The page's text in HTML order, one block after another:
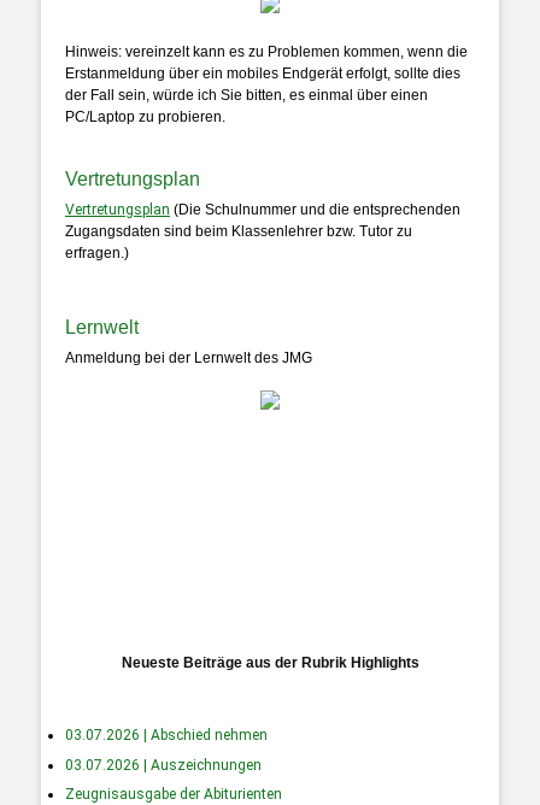
Hinweis: vereinzelt kann es zu Problemen kommen, wenn die
Erstanmeldung über ein mobiles Endgerät erfolgt, sollte dies
der Fall sein, würde ich Sie bitten, es einmal über einen
PC/Laptop zu probieren.
Vertretungsplan
Vertretungsplan (Die Schulnummer und die entsprechenden
Zugangsdaten sind beim Klassenlehrer bzw. Tutor zu
erfragen.)
Lernwelt
Anmeldung bei der Lernwelt des JMG
Neueste Beiträge aus der Rubrik Highlights
03.07.2026 | Abschied nehmen
03.07.2026 | Auszeichnungen
Zeugnisausgabe der Abiturienten